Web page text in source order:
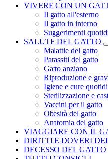
VIVERE CON UN
Il gatto all'esterno
Il gatto in interno
Suggerimenti
SALUTE DEL GATTO
Malattie del gatto
Parassiti del gatto
Gatto anziano
Riproduzione e
Igiene e cure
Sterilizzazione e
Vaccini per il gatto
Obesità del gatto
Anatomia del gatto
VIAGGIARE CON IL
DIRITTI E DOVERI
DECESSO DEL GATTO